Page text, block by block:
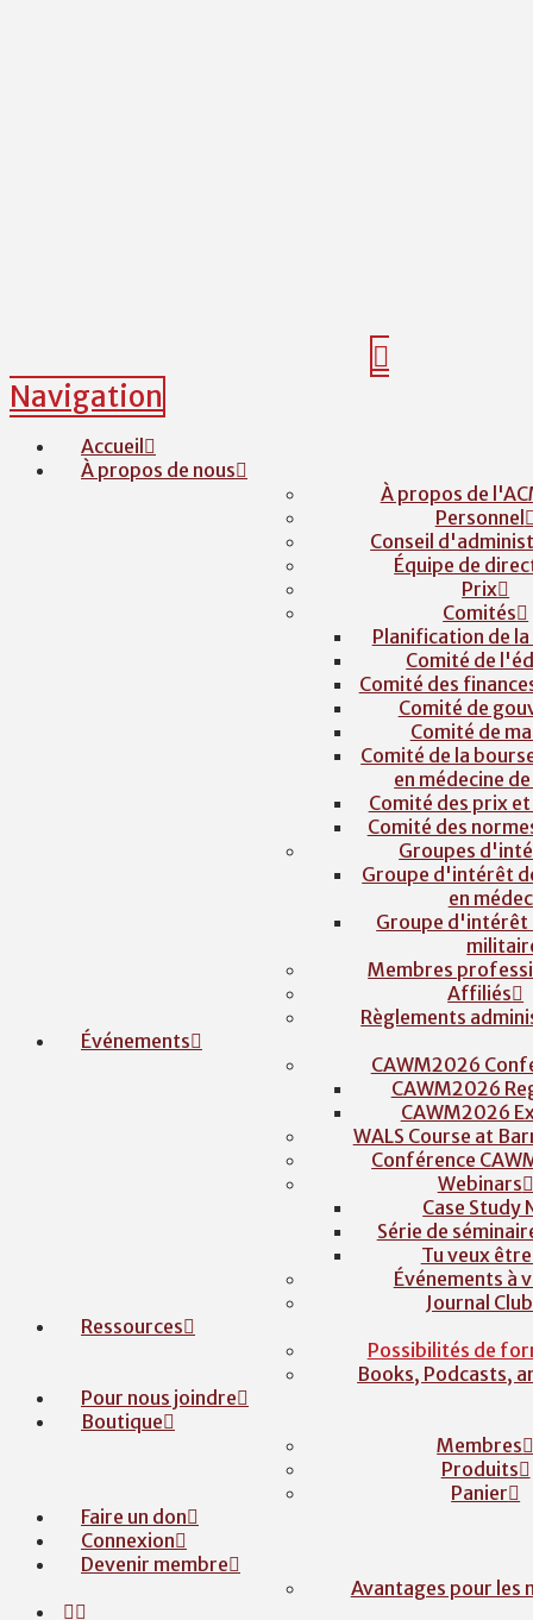
Navigation
Accueil
À propos de nous
À propos de
Personnel
Conseil
Équipe de
Prix
Comités
Planification de
Comité de
Comité des
Comité de
Comité de
Comité de la
en médecine
Comité des prix
Comité des
Groupes
Groupe d'intérêt
en
Groupe d'intérêt
Membres
Affiliés
Règlements
Événements
CAWM2026
CAWM2026
CAWM2026
WALS Course at
Conférence
Webinars
Case Study
Série de
Tu veux
Événements à
Journal Club
Ressources
Possibilités de
Books, Podcasts,
Pour nous joindre
Boutique
Membres
Produits
Panier
Faire un don
Connexion
Devenir membre
Avantages pour les